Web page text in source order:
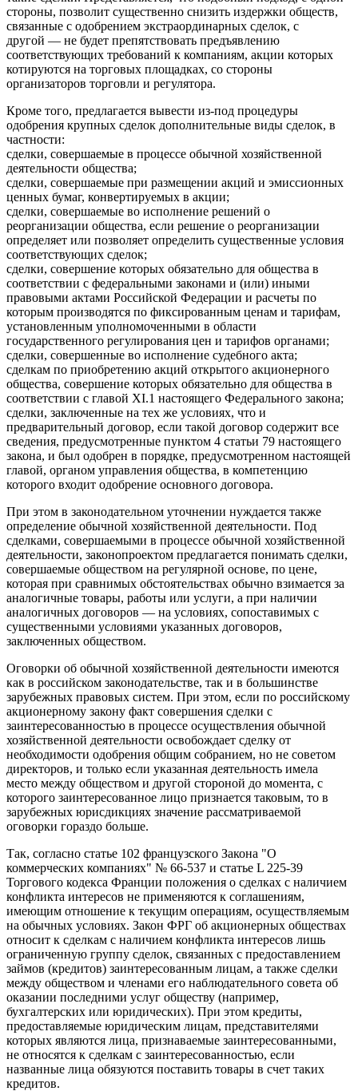
стороны, позволит существенно снизить издержки обществ,
связанные с одобрением экстраординарных сделок, с
другой — не будет препятствовать предъявлению
соответствующих требований к компаниям, акции которых
котируются на торговых площадках, со стороны
организаторов торговли и регулятора.
Кроме того, предлагается вывести из-под процедуры
одобрения крупных сделок дополнительные виды сделок, в
частности:
сделки, совершаемые в процессе обычной хозяйственной
деятельности общества;
сделки, совершаемые при размещении акций и эмиссионных
ценных бумаг, конвертируемых в акции;
сделки, совершаемые во исполнение решений о
реорганизации общества, если решение о реорганизации
определяет или позволяет определить существенные условия
соответствующих сделок;
сделки, совершение которых обязательно для общества в
соответствии с федеральными законами и (или) иными
правовыми актами Российской Федерации и расчеты по
которым производятся по фиксированным ценам и тарифам,
установленным уполномоченными в области
государственного регулирования цен и тарифов органами;
сделки, совершенные во исполнение судебного акта;
сделкам по приобретению акций открытого акционерного
общества, совершение которых обязательно для общества в
соответствии с главой XI.1 настоящего Федерального закона;
сделки, заключенные на тех же условиях, что и
предварительный договор, если такой договор содержит все
сведения, предусмотренные пунктом 4 статьи 79 настоящего
закона, и был одобрен в порядке, предусмотренном настоящей
главой, органом управления общества, в компетенцию
которого входит одобрение основного договора.
При этом в законодательном уточнении нуждается также
определение обычной хозяйственной деятельности. Под
сделками, совершаемыми в процессе обычной хозяйственной
деятельности, законопроектом предлагается понимать сделки,
совершаемые обществом на регулярной основе, по цене,
которая при сравнимых обстоятельствах обычно взимается за
аналогичные товары, работы или услуги, а при наличии
аналогичных договоров — на условиях, сопоставимых с
существенными условиями указанных договоров,
заключенных обществом.
Оговорки об обычной хозяйственной деятельности имеются
как в российском законодательстве, так и в большинстве
зарубежных правовых систем. При этом, если по российскому
акционерному закону факт совершения сделки с
заинтересованностью в процессе осуществления обычной
хозяйственной деятельности освобождает сделку от
необходимости одобрения общим собранием, но не советом
директоров, и только если указанная деятельность имела
место между обществом и другой стороной до момента, с
которого заинтересованное лицо признается таковым, то в
зарубежных юрисдикциях значение рассматриваемой
оговорки гораздо больше.
Так, согласно статье 102 французского Закона "О
коммерческих компаниях" № 66-537 и статье L 225-39
Торгового кодекса Франции положения о сделках с наличием
конфликта интересов не применяются к соглашениям,
имеющим отношение к текущим операциям, осуществляемым
на обычных условиях. Закон ФРГ об акционерных обществах
относит к сделкам с наличием конфликта интересов лишь
ограниченную группу сделок, связанных с предоставлением
займов (кредитов) заинтересованным лицам, а также сделки
между обществом и членами его наблюдательного совета об
оказании последними услуг обществу (например,
бухгалтерских или юридических). При этом кредиты,
предоставляемые юридическим лицам, представителями
которых являются лица, признаваемые заинтересованными,
не относятся к сделкам с заинтересованностью, если
названные лица обязуются поставить товары в счет таких
кредитов.